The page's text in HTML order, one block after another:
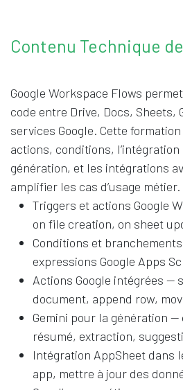
Contenu Technique
Google Workspace Flows
code entre Drive, Docs, Sheets,
services Google. Cette
actions, conditions, l’intégration
génération, et les intégrations
amplifier les cas d’usage métier.
Triggers et actions Google
on file creation, on sheet
Conditions et
expressions Google Apps
Actions Google intégrées —
document, append row,
Gemini pour la génération
résumé, extraction,
Intégration AppSheet dans
app, mettre à jour des